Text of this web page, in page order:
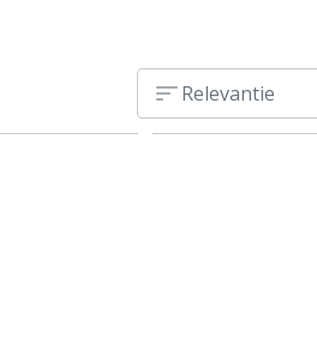
Relevantie